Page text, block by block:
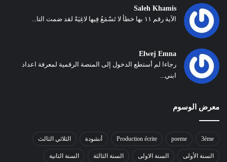
Saleh Khamis
الآية رقم ١١ بها خطأ لا تَسْمَعُ فِيها لاغِيَةً لقد ضمت التا...
Elwej Emna
رجاءا لم أستطع الدخول إلى المنصة الرقمية لمعرفة اعداد
ابني...
معرض الوسوم
3éme
poeme
Production écrite أنشودة الثلاثي الثالث
السنة الأولى السنة الاولى السنة الثالثة السنة الثانية